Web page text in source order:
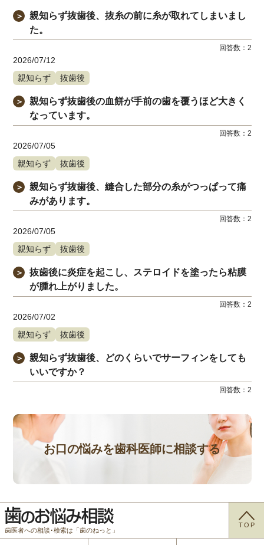
＞
親知らず抜歯後、抜糸の前に糸が取れてしまいまし
た。
回答数： 2
2026/07/12
親知らず
抜歯後
＞
親知らず抜歯後の血餅が手前の歯を覆うほど大きく
なっています。
回答数： 2
2026/07/05
親知らず
抜歯後
＞
親知らず抜歯後、縫合した部分の糸がつっぱって痛
みがあります。
回答数： 2
2026/07/05
親知らず
抜歯後
＞
抜歯後に炎症を起こし、ステロイドを塗ったら粘膜
が腫れ上がりました。
回答数： 2
2026/07/02
親知らず
抜歯後
＞
親知らず抜歯後、どのくらいでサーフィンをしても
いいですか？
回答数： 2
お口の悩みを歯科医師に相談する
歯医者への相談･検索は「歯のねっと」
TOP